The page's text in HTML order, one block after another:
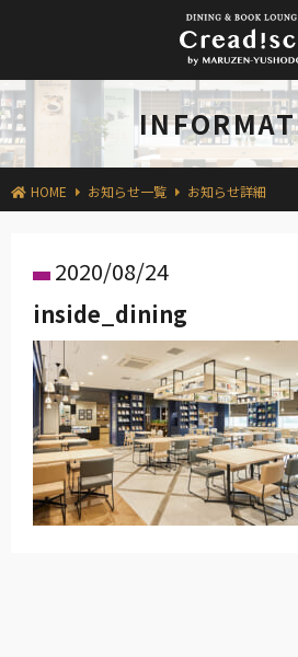
HOME お知らせ一覧 お知らせ詳細
2020/08/24
inside_dining